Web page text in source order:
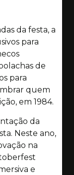
da festa, a
para
de
para
quem
em 1984.
da
Neste ano,
na
e